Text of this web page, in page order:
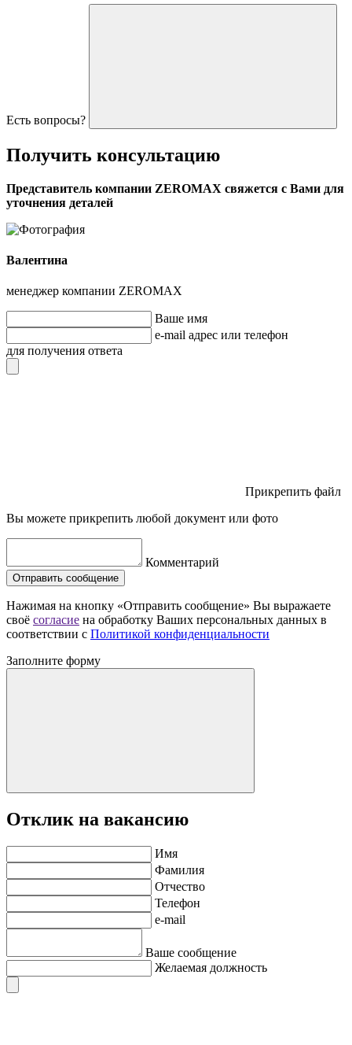
Есть вопросы?
Получить консультацию
Представитель компании ZEROMAX свяжется с Вами для
уточнения деталей
Валентина
менеджер компании ZEROMAX
Ваше имя
e-mail адрес или телефон
для получения ответа
Прикрепить файл
Вы можете прикрепить любой документ или фото
Комментарий
Отправить сообщение
Нажимая на кнопку «Отправить сообщение» Вы выражаете
своё согласие на обработку Ваших персональных данных в
соответствии с Политикой конфиденциальности
Заполните форму
Отклик на вакансию
Имя
Фамилия
Отчество
Телефон
e-mail
Ваше сообщение
Желаемая должность